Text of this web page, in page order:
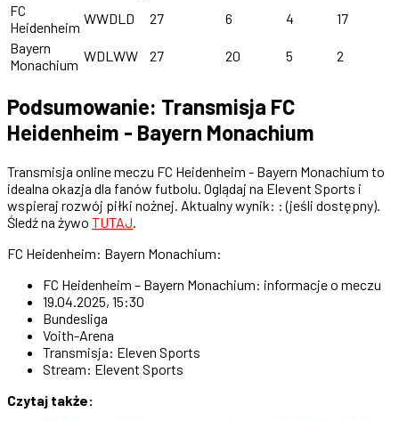
FC
Heidenheim
WWDLD 27 6 4
17
Bayern
Monachium
WDLWW 27 20 5 2
Podsumowanie: Transmisja FC
Heidenheim - Bayern Monachium
Transmisja online meczu FC Heidenheim - Bayern Monachium to
idealna okazja dla fanów futbolu. Oglądaj na Elevent Sports i
wspieraj rozwój piłki nożnej. Aktualny wynik: : (jeśli dostępny).
Śledź na żywo TUTAJ
FC Heidenheim: Bayern Monachium:
FC Heidenheim – Bayern Monachium: informacje o meczu
19.04.2025, 15:30
Bundesliga
Voith-Arena
Transmisja: Eleven Sports
Stream: Elevent Sports
Czytaj także: